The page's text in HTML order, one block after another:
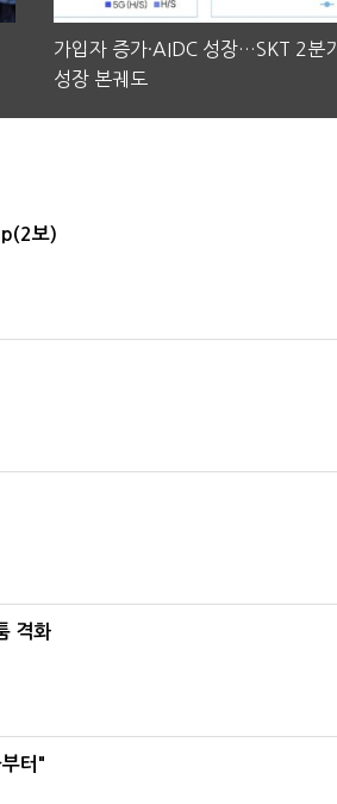
가입자 증가·AIDC 성장…SKT 2분기
성장 본궤도
보)
격화
터"